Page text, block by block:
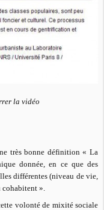
la vidéo
très bonne définition « La
donnée, en ce que des
différentes (niveau de vie,
».
volonté de mixité sociale